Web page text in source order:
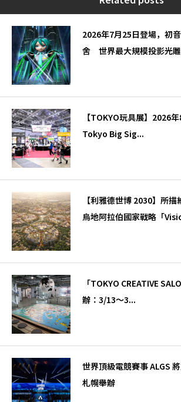
2026年7月25日登場，初
舍 世界最大規模投影光
【TOKYO玩具展】2026
Tokyo Big Sig...
【利雅德世博 2030】所
烏地阿拉伯國家戰略「
「TOKYO CREATIVE
辦：3/13～3...
世界頂級電競賽事 ALGS
札幌舉辦